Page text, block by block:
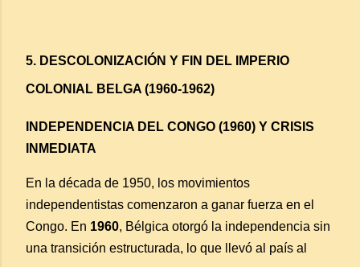
5. DESCOLONIZACIÓN Y FIN DEL IMPERIO
COLONIAL BELGA (1960-1962)
INDEPENDENCIA DEL CONGO (1960) Y CRISIS
INMEDIATA
En la década de 1950, los movimientos
independentistas comenzaron a ganar fuerza en el
Congo. En 1960, Bélgica otorgó la independencia sin
una transición estructurada, lo que llevó al país al